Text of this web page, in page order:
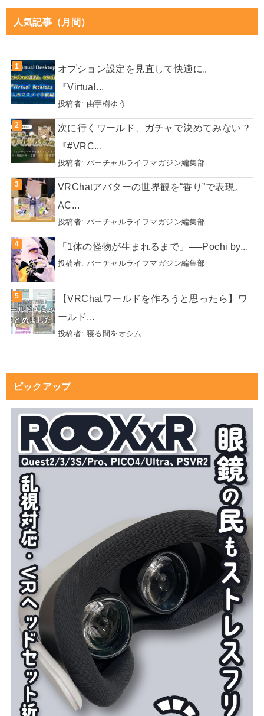
人気記事（月間）
オプション設定を見直して快適に。
『Virtual...
投稿者: 由宇樹ゆう
次に行くワールド、ガチャで決めてみない？
『#VRC...
投稿者: バーチャルライフマガジン編集部
VRChatアバターの世界観を“香り”で表現。
AC...
投稿者: バーチャルライフマガジン編集部
「1体の怪物が生まれるまで」──Pochi by...
投稿者: バーチャルライフマガジン編集部
【VRChatワールドを作ろうと思ったら】ワ
ールド...
投稿者: 寝る間をオシム
ピックアップ